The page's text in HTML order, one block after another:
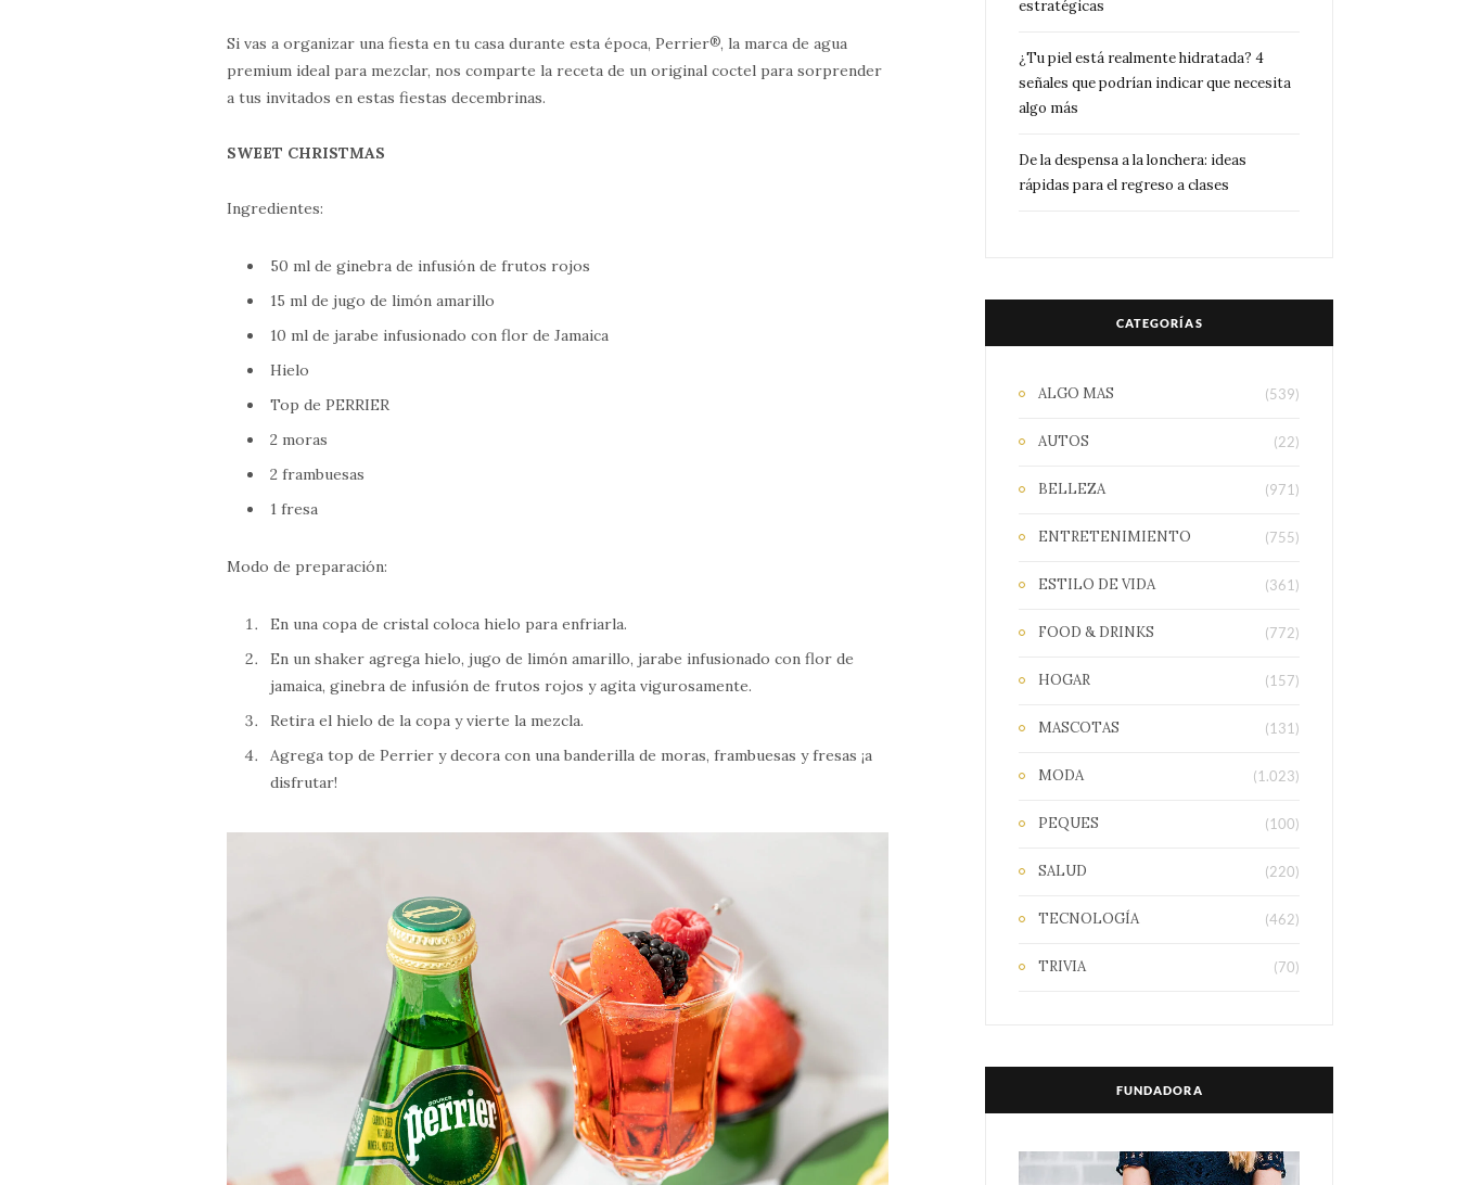
Si vas a organizar una fiesta en tu casa durante esta época, Perrier®, la marca de agua
premium ideal para mezclar, nos comparte la receta de un original coctel para sorprender
a tus invitados en estas fiestas decembrinas.
SWEET CHRISTMAS
Ingredientes:
50 ml de ginebra de infusión de frutos rojos
15 ml de jugo de limón amarillo
10 ml de jarabe infusionado con flor de Jamaica
Hielo
Top de PERRIER
2 moras
2 frambuesas
1 fresa
Modo de preparación:
En una copa de cristal coloca hielo para enfriarla.
En un shaker agrega hielo, jugo de limón amarillo, jarabe infusionado con flor de
jamaica, ginebra de infusión de frutos rojos y agita vigurosamente.
Retira el hielo de la copa y vierte la mezcla.
Agrega top de Perrier y decora con una banderilla de moras, frambuesas y fresas ¡a
disfrutar!
estratégicas
¿Tu piel está realmente hidratada? 4
señales que podrían indicar que necesita
algo más
De la despensa a la lonchera: ideas
rápidas para el regreso a clases
CATEGORÍAS
ALGO MAS (539)
AUTOS (22)
BELLEZA (971)
ENTRETENIMIENTO (755)
ESTILO DE VIDA (361)
FOOD & DRINKS (772)
HOGAR (157)
MASCOTAS (131)
MODA (1.023)
PEQUES (100)
SALUD (220)
TECNOLOGÍA (462)
TRIVIA (70)
FUNDADORA